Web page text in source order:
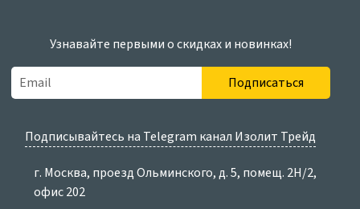
Узнавайте первыми о скидках и новинках!
Подписаться
Подписывайтесь на Telegram канал Изолит Трейд
г. Москва, проезд Ольминского, д. 5, помещ. 2Н/2,
офис 202